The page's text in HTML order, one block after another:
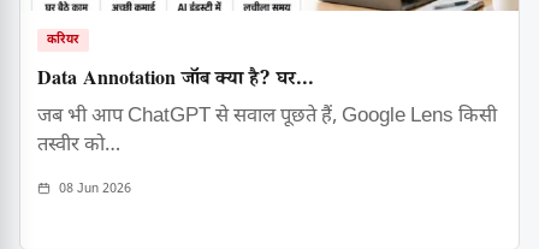
करियर
Data Annotation जॉब क्या है? घर...
जब भी आप ChatGPT से सवाल पूछते हैं, Google Lens किसी
तस्वीर को…
08 Jun 2026